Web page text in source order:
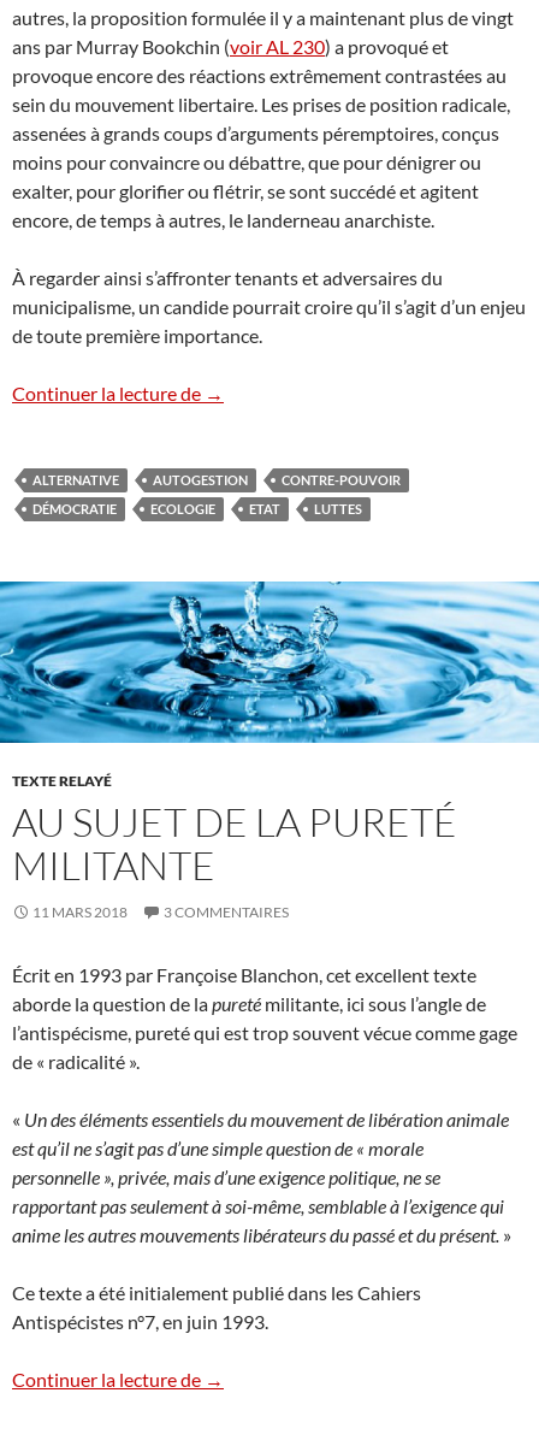
autres, la proposition formulée il y a maintenant plus de vingt
ans par Murray Bookchin (voir AL 230) a provoqué et
provoque encore des réactions extrêmement contrastées au
sein du mouvement libertaire. Les prises de position radicale,
assenées à grands coups d’arguments péremptoires, conçus
moins pour convaincre ou débattre, que pour dénigrer ou
exalter, pour glorifier ou flétrir, se sont succédé et agitent
encore, de temps à autres, le landerneau anarchiste.
À regarder ainsi s’affronter tenants et adversaires du
municipalisme, un candide pourrait croire qu’il s’agit d’un enjeu
de toute première importance.
Continuer la lecture de Murray Bookchin : Communalisme et
→
ALTERNATIVE AUTOGESTION
CONTRE-POUVOIR
DÉMOCRATIE
ECOLOGIE ETAT LUTTES
TEXTE RELAYÉ
AU SUJET DE LA PURETÉ
MILITANTE
11 MARS 2018 3 COMMENTAIRES
Écrit en 1993 par Françoise Blanchon, cet excellent texte
aborde la question de lapureté militante, ici sous l’angle de
l’antispécisme, pureté qui est trop souvent vécue comme gage
de « radicalité ».
« Un des éléments essentiels du mouvement de libération animale
est qu’il ne s’agit pas d’une simple question de « morale
personnelle », privée, mais d’une exigence politique, ne se
rapportant pas seulement à soi-même, semblable à l’exigence qui
anime les autres mouvements libérateurs du passé et du présent. »
Ce texte a été initialement publié dans les Cahiers
Antispécistes n°7, en juin 1993.
Continuer la lecture de Au sujet de la pureté militante
→